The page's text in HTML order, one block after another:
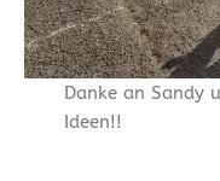
Danke an Sandy
Ideen!!